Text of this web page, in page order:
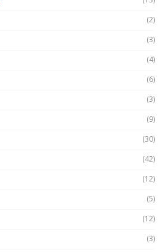
(2)
(3)
(4)
(6)
(3)
(9)
(30)
(42)
(12)
(5)
(12)
(3)